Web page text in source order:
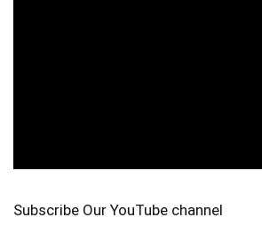
Subscribe Our YouTube channel